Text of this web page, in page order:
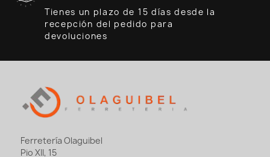
Tienes un plazo de 15 días desde la
recepción del pedido para
devoluciones
Ferretería Olaguibel
Pio XII, 15